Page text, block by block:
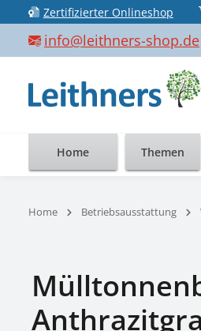
Hauptinhalt springen
Zur Suche springen
Zur Hauptnavigation springen
Zertifizierter Onlineshop
info@leithners-shop.de
Home Themen
Home Betriebsausstattung